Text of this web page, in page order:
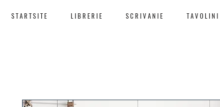
S T A R T S I T E L I B R E R I E S C R I V A N I E T A V O L I N I